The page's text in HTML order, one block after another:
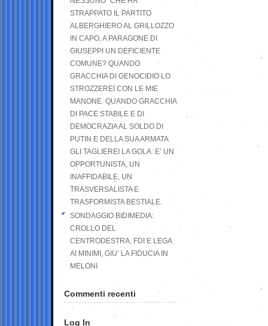
STRAPPATO IL PARTITO
ALBERGHIERO AL GRILLOZZO
IN CAPO, A PARAGONE DI
GIUSEPPI UN DEFICIENTE
COMUNE? QUANDO
GRACCHIA DI GENOCIDIO LO
STROZZEREI CON LE MIE
MANONE. QUANDO GRACCHIA
DI PACE STABILE E DI
DEMOCRAZIA AL SOLDO DI
PUTIN E DELLA SUA ARMATA
GLI TAGLIEREI LA GOLA: E’ UN
OPPORTUNISTA, UN
INAFFIDABILE, UN
TRASVERSALISTA E
TRASFORMISTA BESTIALE.
SONDAGGIO BIDIMEDIA:
CROLLO DEL
CENTRODESTRA, FDI E LEGA
AI MINIMI, GIU’ LA FIDUCIA IN
MELONI
Commenti recenti
Log In